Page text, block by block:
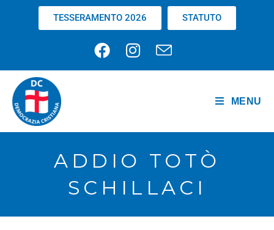
TESSERAMENTO 2026 STATUTO
MENU
ADDIO TOTÒ
SCHILLACI